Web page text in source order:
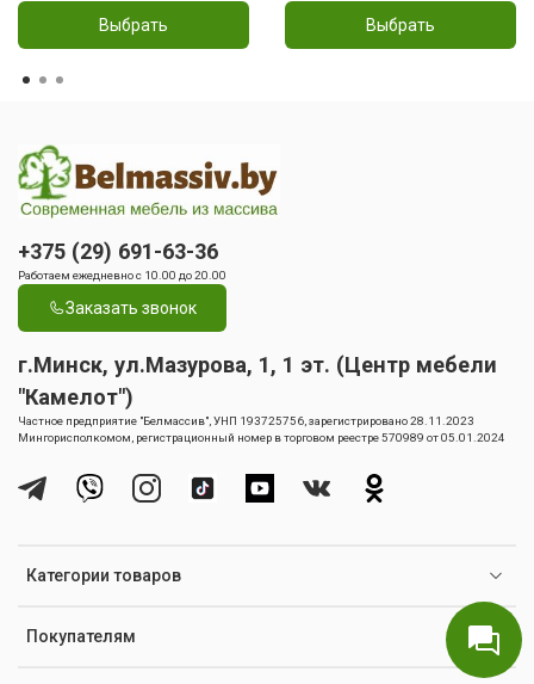
Выбрать Выбрать
Категории товаров
Покупателям
+375 (29) 691-63-36
Работаем ежедневно с 10.00 до 20.00
Заказать звонок
г.Минск, ул.Мазурова, 1, 1 эт. (Центр мебели
"Камелот")
Частное предприятие "Белмассив", УНП 193725756, зарегистрировано 28.11.2023
Мингорисполкомом, регистрационный номер в торговом реестре 570989 от 05.01.2024